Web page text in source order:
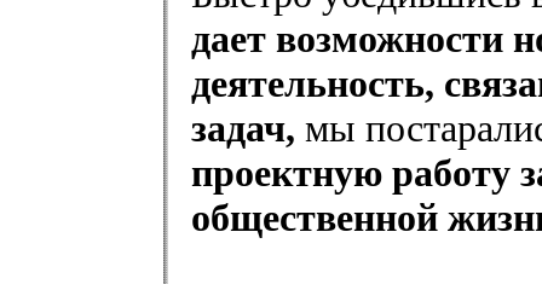
дает возможности
деятельность,
задач, мы
проектную работу
общественной